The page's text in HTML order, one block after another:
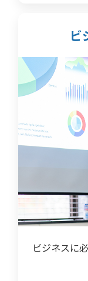
ビ
ビジネスに